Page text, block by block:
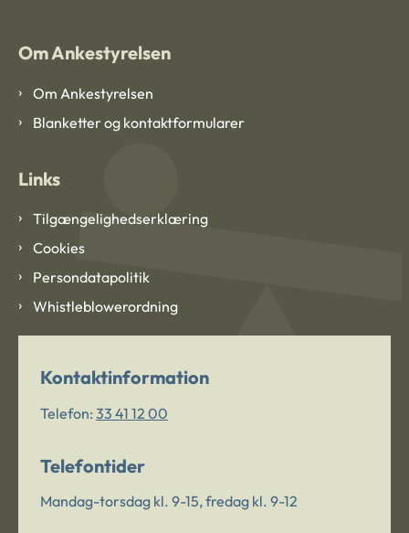
Om Ankestyrelsen
Om Ankestyrelsen
Blanketter og kontaktformularer
Links
Tilgængelighedserklæring
Cookies
Persondatapolitik
Whistleblowerordning
Kontaktinformation
Telefon: 33 41 12 00
Telefontider
Mandag-torsdag kl. 9-15, fredag kl. 9-12